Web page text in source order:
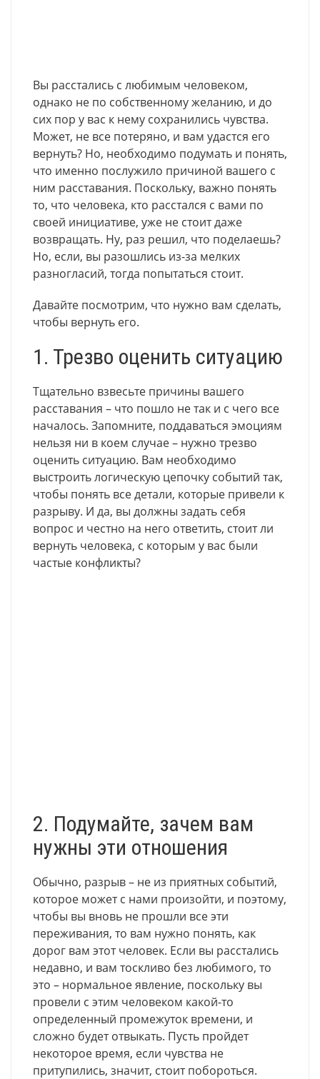
Вы расстались с любимым человеком,
однако не по собственному желанию, и до
сих пор у вас к нему сохранились чувства.
Может, не все потеряно, и вам удастся его
вернуть? Но, необходимо подумать и понять,
что именно послужило причиной вашего с
ним расставания. Поскольку, важно понять
то, что человека, кто расстался с вами по
своей инициативе, уже не стоит даже
возвращать. Ну, раз решил, что поделаешь?
Но, если, вы разошлись из-за мелких
разногласий, тогда попытаться стоит.
Давайте посмотрим, что нужно вам сделать,
чтобы вернуть его.
1. Трезво оценить ситуацию
Тщательно взвесьте причины вашего
расставания – что пошло не так и с чего все
началось. Запомните, поддаваться эмоциям
нельзя ни в коем случае – нужно трезво
оценить ситуацию. Вам необходимо
выстроить логическую цепочку событий так,
чтобы понять все детали, которые привели к
разрыву. И да, вы должны задать себя
вопрос и честно на него ответить, стоит ли
вернуть человека, с которым у вас были
частые конфликты?
2. Подумайте, зачем вам
нужны эти отношения
Обычно, разрыв – не из приятных событий,
которое может с нами произойти, и поэтому,
чтобы вы вновь не прошли все эти
переживания, то вам нужно понять, как
дорог вам этот человек. Если вы расстались
недавно, и вам тоскливо без любимого, то
это – нормальное явление, поскольку вы
провели с этим человеком какой-то
определенный промежуток времени, и
сложно будет отвыкать. Пусть пройдет
некоторое время, если чувства не
притупились, значит, стоит побороться.